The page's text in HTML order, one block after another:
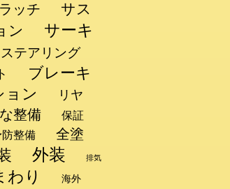
ッチ
サス
ン
サーキ
ステアリング
ブレーキ
ョン
リヤ
整備
保証
整備
全塗
外装 排気
わり 海外